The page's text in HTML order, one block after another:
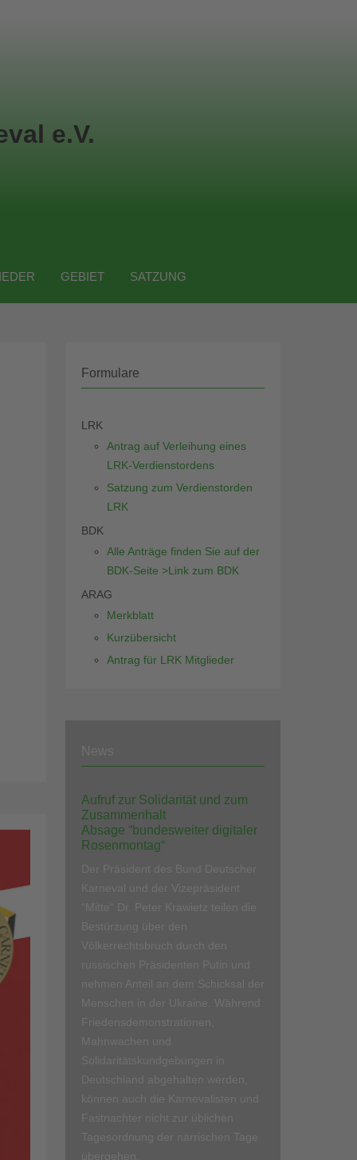
e.V.
GEBIET SATZUNG
Formulare
LRK
Antrag auf Verleihung eines
LRK-Verdienstordens
Satzung zum Verdienstorden
LRK
BDK
Alle Anträge finden Sie auf der
BDK-Seite >Link zum BDK
ARAG
Merkblatt
Kurzübersicht
Antrag für LRK Mitglieder
Aufruf zur Solidarität und zum
Zusammenhalt
Absage “bundesweiter digitaler
Rosenmontag“